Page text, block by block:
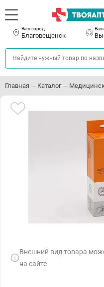
Ваш город:
Благовещенск
Главная Каталог
Внешний вид товара
на сайте